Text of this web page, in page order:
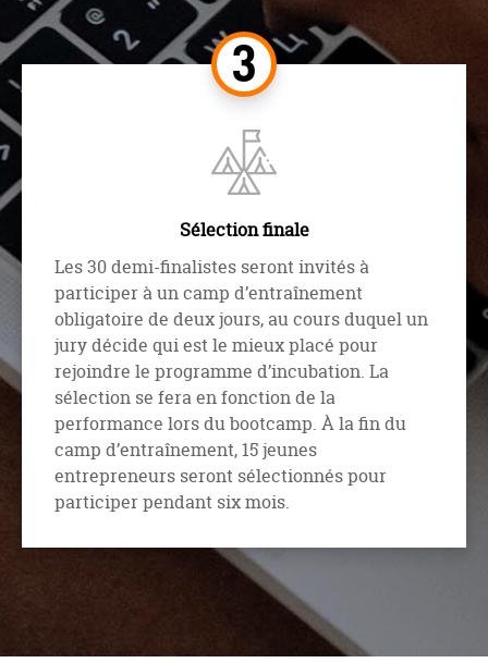
Sélection finale
Les 30 demi-finalistes seront invités à
participer à un camp d’entraînement
obligatoire de deux jours, au cours duquel un
jury décide qui est le mieux placé pour
rejoindre le programme d’incubation. La
sélection se fera en fonction de la
performance lors du bootcamp. À la fin du
camp d’entraînement, 15 jeunes
entrepreneurs seront sélectionnés pour
participer pendant six mois.